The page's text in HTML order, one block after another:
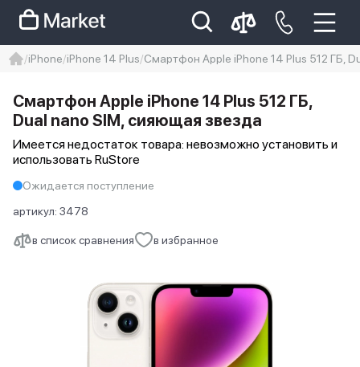
Iphone 14 pro max
айфон 14
iPhone iPhone 14 Plus Смартфон Apple iPhone 14 Plus 512 ГБ,
в список сравнения в избранное
Смартфон Apple iPhone 14 Plus 512 ГБ,
Dual nano SIM, сияющая звезда
Имеется недостаток товара: невозможно установить и
использовать RuStore
Ожидается поступление
артикул: 3478